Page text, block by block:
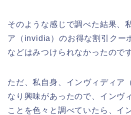
そのような感じで調べた結果、
ア（invidia）のお得な割引クー
などはみつけられなかったので
ただ、私自身、インヴィディア
なり興味があったので、インヴ
ことを色々と調べていたら、イ